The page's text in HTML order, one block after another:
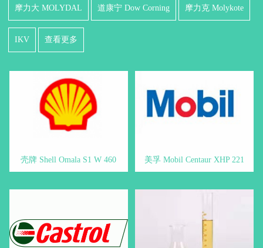
摩力大 MOLYDAL 道康宁 Dow Corning 摩力克 Molykote
IKV 查看更多
壳牌 Shell Omala S1 W 460 美孚 Mobil Centaur XHP 221